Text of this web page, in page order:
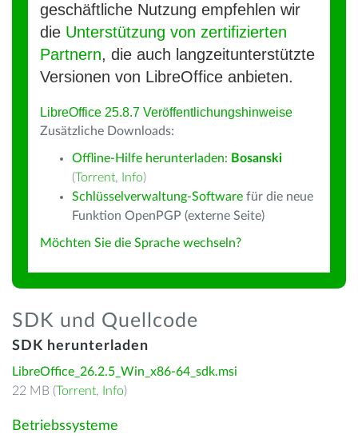
geschäftliche Nutzung empfehlen wir
die Unterstützung von zertifizierten
Partnern, die auch langzeitunterstützte
Versionen von LibreOffice anbieten.
LibreOffice 25.8.7 Veröffentlichungshinweise
Zusätzliche Downloads:
Offline-Hilfe herunterladen: Bosanski
(Torrent, Info)
Schlüsselverwaltung-Software für die neue
Funktion OpenPGP (externe Seite)
Möchten Sie die Sprache wechseln?
SDK und Quellcode
SDK herunterladen
LibreOffice_26.2.5_Win_x86-64_sdk.msi
22 MB (Torrent, Info)
Betriebssysteme